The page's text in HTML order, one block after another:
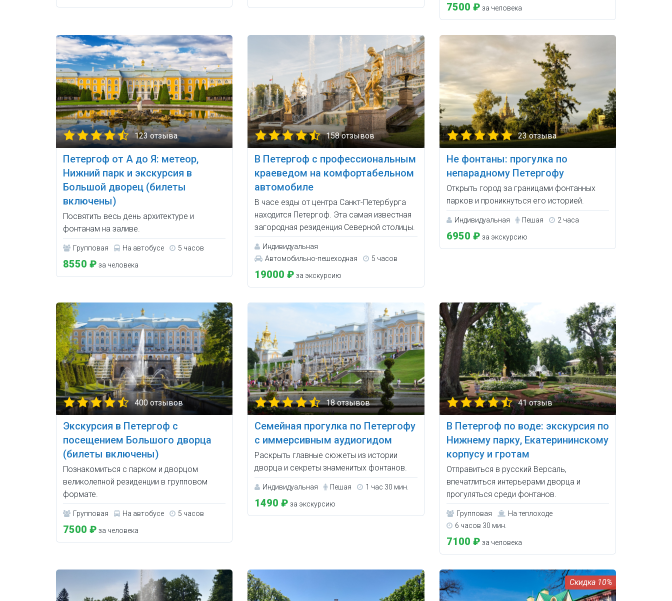
7500 ₽ за человека
123 отзыва
Петергоф от А до Я: метеор,
Нижний парк и экскурсия в
Большой дворец (билеты
включены)
Посвятить весь день архитектуре и
фонтанам на заливе.
Групповая На автобусе 5 часов
8550 ₽ за человека
158 отзывов
В Петергоф с профессиональным
краеведом на комфортабельном
автомобиле
В часе езды от центра Санкт-Петербурга
находится Петергоф. Эта самая известная
загородная резиденция Северной столицы.
Индивидуальная
Автомобильно-пешеходная
5 часов
19000 ₽ за экскурсию
23 отзыва
Не фонтаны: прогулка по
непарадному Петергофу
Открыть город за границами фонтанных
парков и проникнуться его историей.
Индивидуальная Пешая 2 часа
6950 ₽ за экскурсию
400 отзывов
Экскурсия в Петергоф с
посещением Большого дворца
(билеты включены)
Познакомиться с парком и дворцом
великолепной резиденции в групповом
формате.
Групповая На автобусе 5 часов
7500 ₽ за человека
18 отзывов
Семейная прогулка по Петергофу
с иммерсивным аудиогидом
Раскрыть главные сюжеты из истории
дворца и секреты знаменитых фонтанов.
Индивидуальная Пешая 1 час 30 мин.
1490 ₽ за экскурсию
41 отзыв
В Петергоф по воде: экскурсия по
Нижнему парку, Екатерининскому
корпусу и гротам
Отправиться в русский Версаль,
впечатлиться интерьерами дворца и
прогуляться среди фонтанов.
Групповая
На теплоходе
6 часов 30 мин.
7100 ₽ за человека
10%